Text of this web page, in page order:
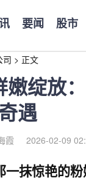
要闻 股市
司 > 正文
嫩绽放
遇
霞 2026-02-09
一抹惊艳的